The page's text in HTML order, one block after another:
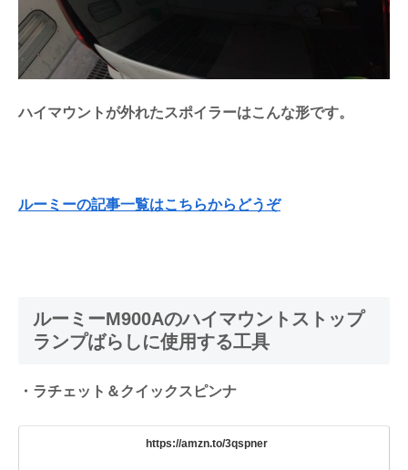
ハイマウントが外れたスポイラーはこんな形です。
ルーミーの記事一覧はこちらからどうぞ
ルーミーM900Aのハイマウントストップ
ランプばらしに使用する工具
・ラチェット＆クイックスピンナ
https://amzn.to/3qspner